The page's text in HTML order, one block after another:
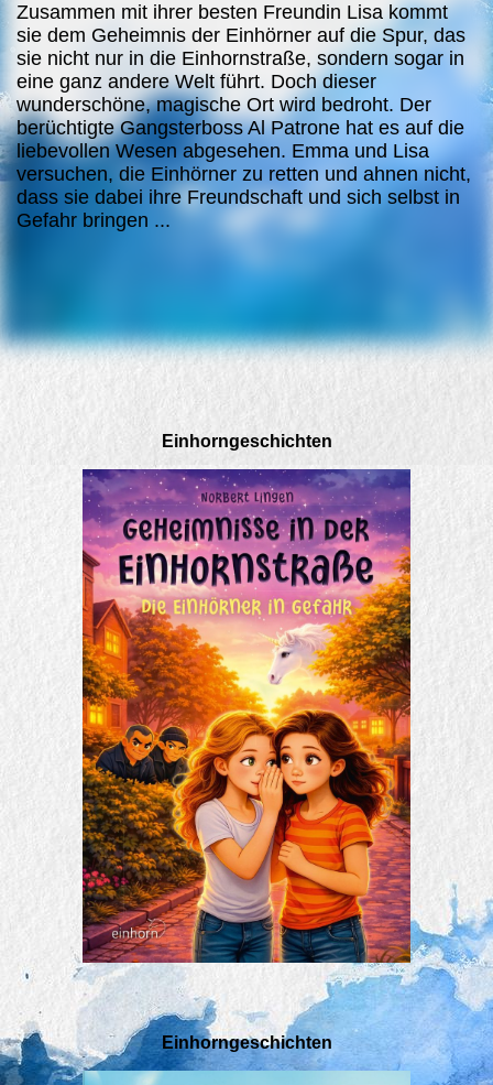
Zusammen mit ihrer besten Freundin Lisa kommt
sie dem Geheimnis der Einhörner auf die Spur, das
sie nicht nur in die Einhornstraße, sondern sogar in
eine ganz andere Welt führt. Doch dieser
wunderschöne, magische Ort wird bedroht. Der
berüchtigte Gangsterboss Al Patrone hat es auf die
liebevollen Wesen abgesehen. Emma und Lisa
versuchen, die Einhörner zu retten und ahnen nicht,
dass sie dabei ihre Freundschaft und sich selbst in
Gefahr bringen ...
Einhorngeschichten
Einhorngeschichten